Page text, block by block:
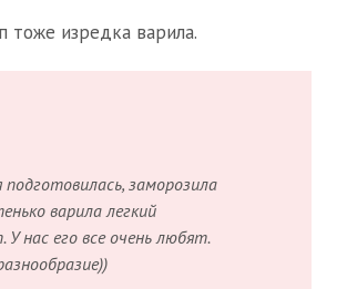
тоже изредка варила.
заморозила
варила легкий
У нас его все очень любят.